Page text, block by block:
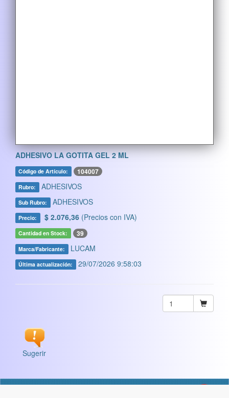
ADHESIVO LA GOTITA GEL 2 ML
Código de Artículo: 104007
Rubro: ADHESIVOS
Sub Rubro: ADHESIVOS
Precio: $ 2.076,36 (Precios con IVA)
Cantidad en Stock: 39
Marca/Fabricante: LUCAM
Última actualización: 29/07/2026 9:58:03
Sugerir